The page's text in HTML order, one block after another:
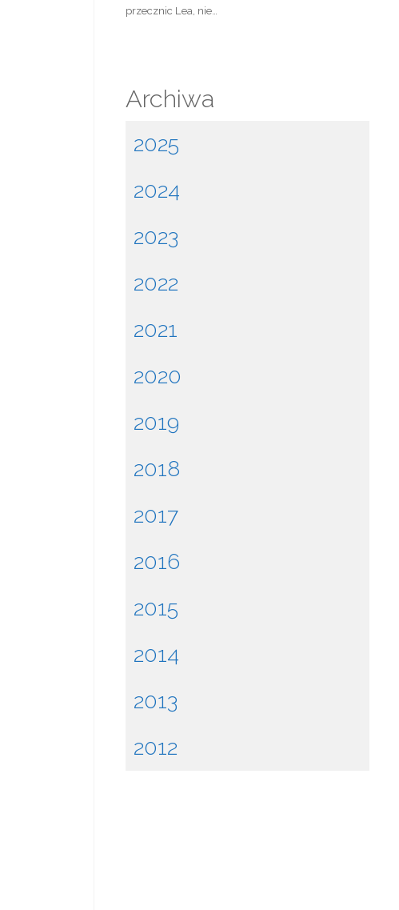
przecznic Lea, nie…
Archiwa
2025
2024
2023
2022
2021
2020
2019
2018
2017
2016
2015
2014
2013
2012